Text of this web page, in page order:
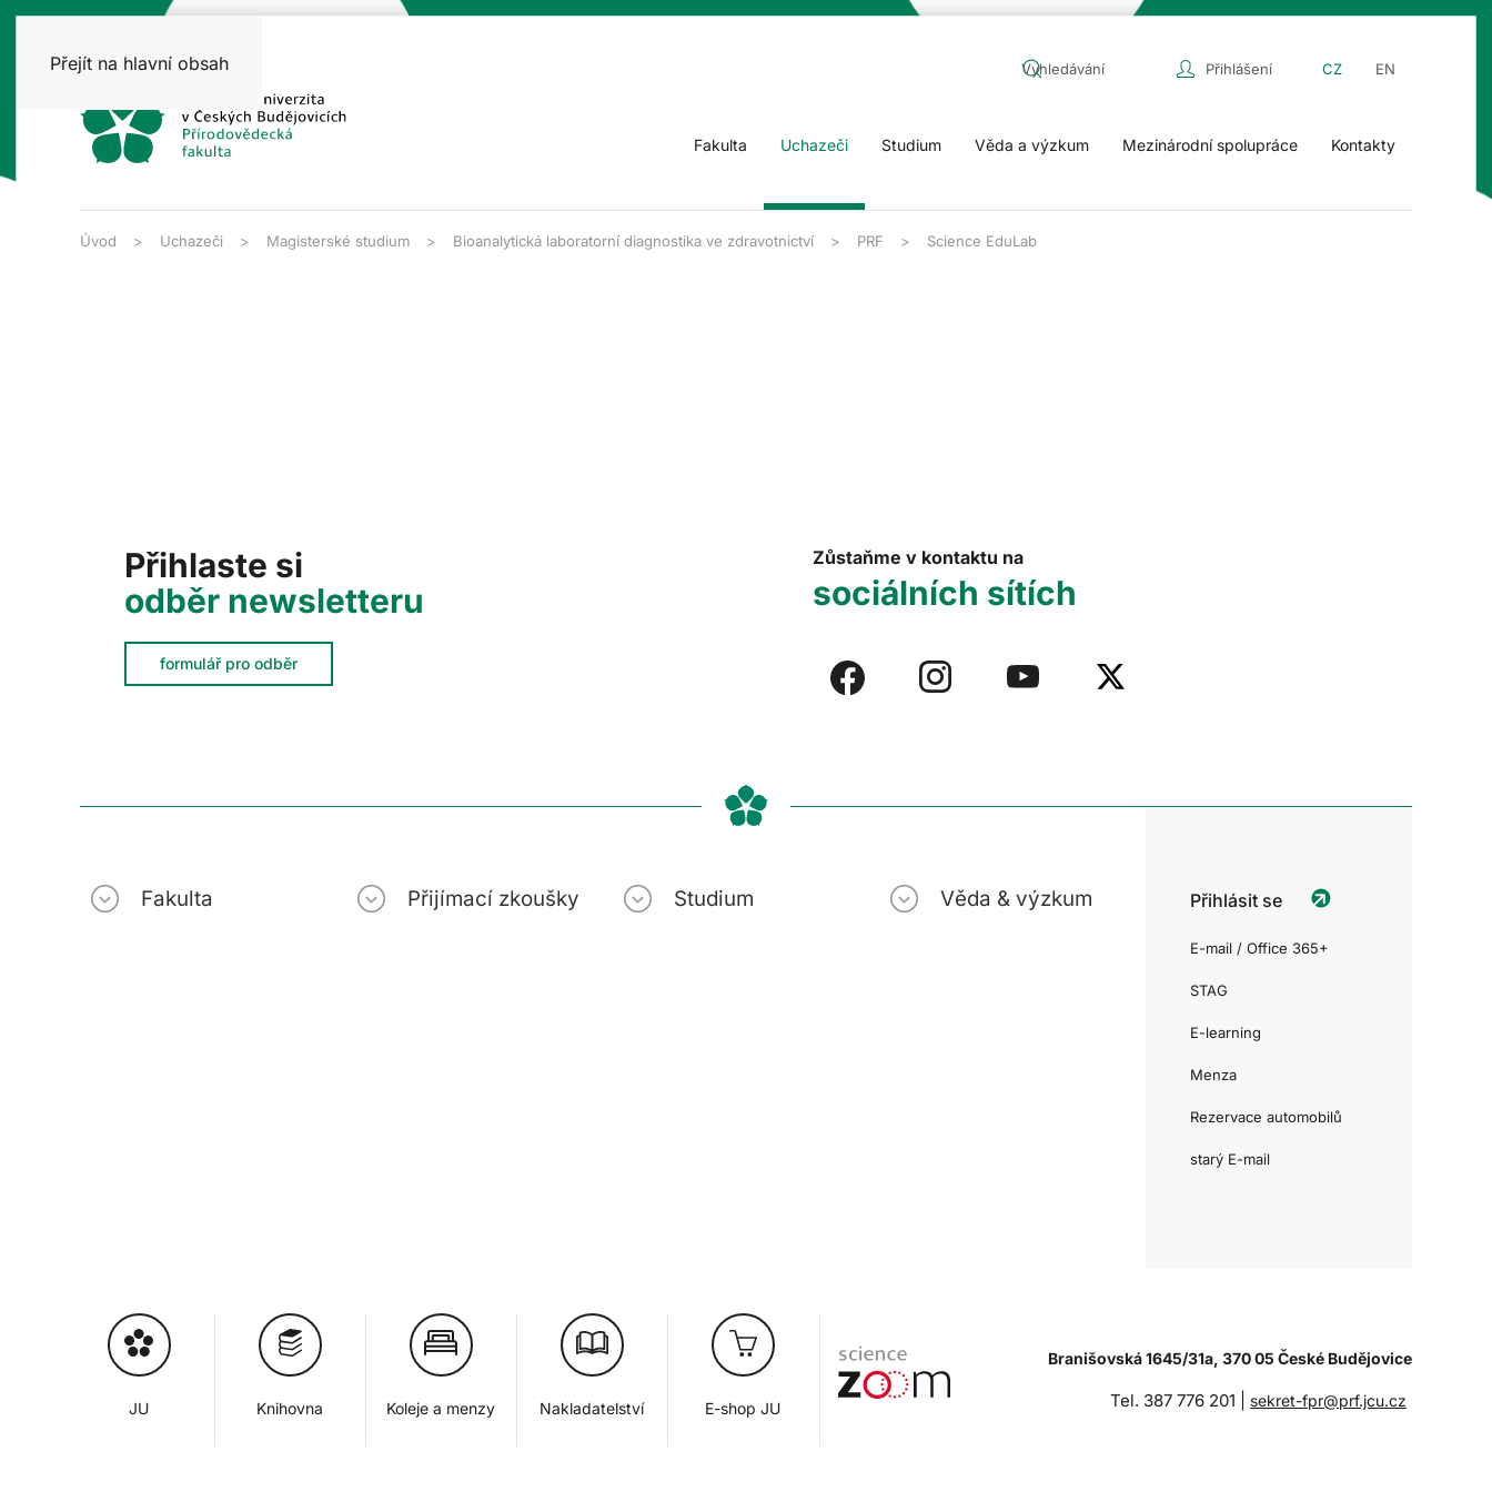
Přejít na hlavní obsah Přihlášení CZ EN
Fakulta Uchazeči Studium Věda a výzkum Mezinárodní spolupráce Kontakty
Úvod Uchazeči Magisterské studium Bioanalytická laboratorní diagnostika ve zdravotnictví PRF Science EduLab
Přihlaste si
odběr newsletteru
formulář pro odběr
Zůstaňme v kontaktu na
sociálních sítích
Fakulta Přijímací zkoušky Studium Věda & výzkum Přihlásit se
E-mail / Office 365+
STAG
E-learning
Menza
Rezervace automobilů
starý E-mail
JU Knihovna Koleje a menzy Nakladatelství E-shop JU
Branišovská 1645/31a, 370 05 České Budějovice
Tel. 387 776 201 | sekret-fpr@prf.jcu.cz